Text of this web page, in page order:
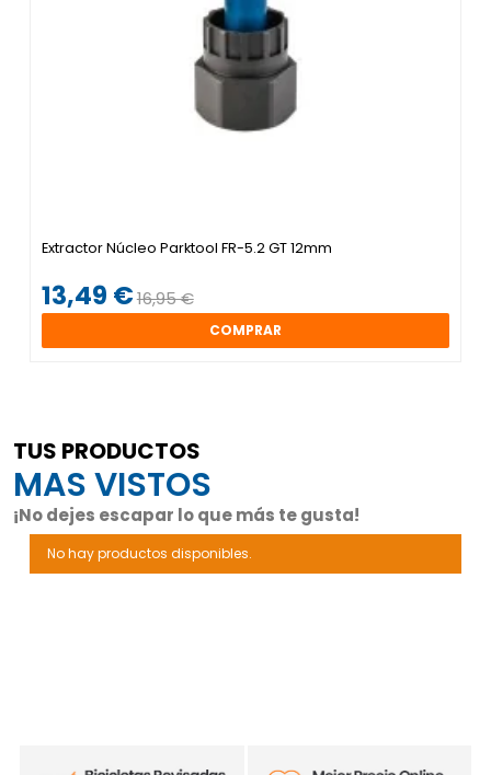
Extractor Núcleo Parktool FR-5.2 GT 12mm
13,49 €16,95 €
COMPRAR
TUS PRODUCTOS
MAS VISTOS
¡No dejes escapar lo que más te gusta!
No hay productos disponibles.